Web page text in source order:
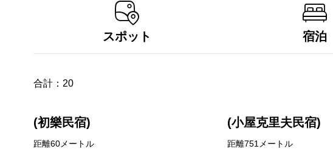
スポット 宿泊
合計： 20
(初樂民宿)
距離60メートル
(小屋克里夫民宿)
距離751メートル